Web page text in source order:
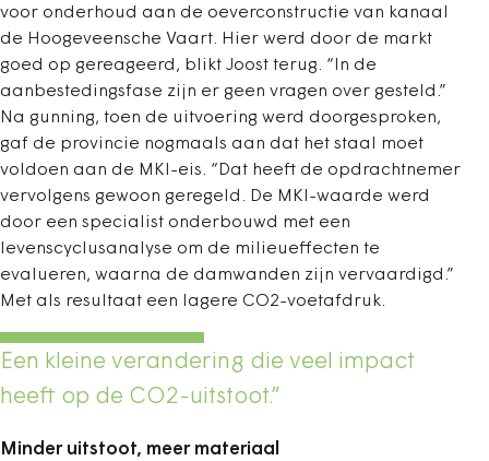
voor onderhoud aan de oeverconstructie van kanaal
de Hoogeveensche Vaart. Hier werd door de markt
goed op gereageerd, blikt Joost terug. “In de
aanbestedingsfase zijn er geen vragen over gesteld.”
Na gunning, toen de uitvoering werd doorgesproken,
gaf de provincie nogmaals aan dat het staal moet
voldoen aan de MKI-eis. “Dat heeft de opdrachtnemer
vervolgens gewoon geregeld. De MKI-waarde werd
door een specialist onderbouwd met een
levenscyclusanalyse om de milieueffecten te
evalueren, waarna de damwanden zijn vervaardigd.”
Met als resultaat een lagere CO2-voetafdruk.
Een kleine verandering die veel impact
heeft op de CO2-uitstoot.”
Minder uitstoot, meer materiaal